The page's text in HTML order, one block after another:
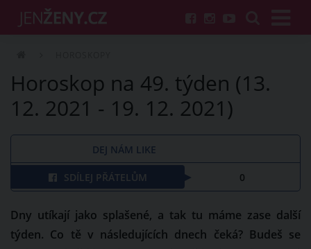
Horoskop na 49. týden (13.
12. 2021 - 19. 12. 2021)
DEJ NÁM LIKE
SDÍLEJ PŘÁTELŮM 0
Dny utíkají jako splašené, a tak tu máme zase další
týden. Co tě v následujících dnech čeká? Budeš se